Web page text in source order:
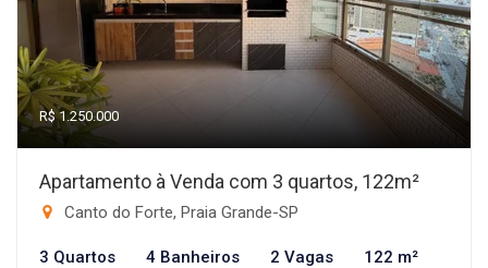
R$ 1.250.000
Apartamento à Venda com 3 quartos, 122m²
Canto do Forte, Praia Grande-SP
3 Quartos 4 Banheiros 2 Vagas 122 m²